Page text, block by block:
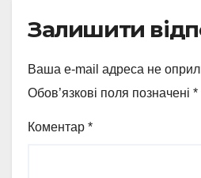
Залишити
Ваша e-mail адреса не
Обов’язкові поля позначені *
Коментар *